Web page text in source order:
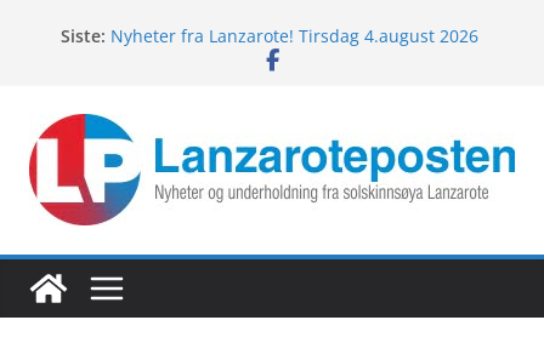
Siste: Nyheter fra Lanzarote! Tirsdag 4.august 2026
Lanzarotes enestående fugleliv
Nyheter fra Lanzarote! Onsdag 5.august 2026